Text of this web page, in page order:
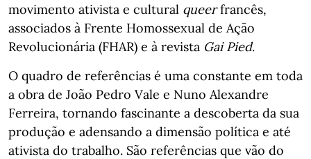
movimento ativista e cultural queerfrancês,
associados à Frente Homossexual de Ação
Revolucionária (FHAR) e à revista Gai Pied.
O quadro de referências é uma constante em toda
a obra de João Pedro Vale e Nuno Alexandre
Ferreira, tornando fascinante a descoberta da sua
produção e adensando a dimensão política e até
ativista do trabalho. São referências que vão do